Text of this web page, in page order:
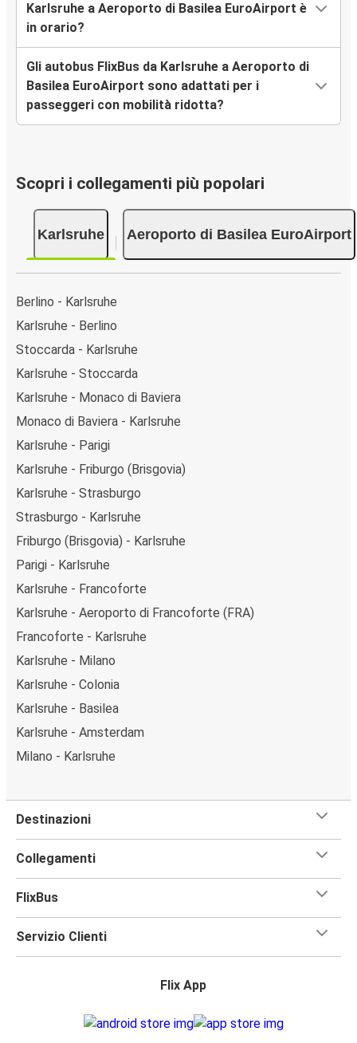
Karlsruhe a Aeroporto di Basilea EuroAirport è
in orario?
Gli autobus FlixBus da Karlsruhe a Aeroporto di
Basilea EuroAirport sono adattati per i
passeggeri con mobilità ridotta?
Scopri i collegamenti più popolari
Karlsruhe Aeroporto di Basilea EuroAirport
Berlino - Karlsruhe
Karlsruhe - Berlino
Stoccarda - Karlsruhe
Karlsruhe - Stoccarda
Karlsruhe - Monaco di Baviera
Monaco di Baviera - Karlsruhe
Karlsruhe - Parigi
Karlsruhe - Friburgo (Brisgovia)
Karlsruhe - Strasburgo
Strasburgo - Karlsruhe
Friburgo (Brisgovia) - Karlsruhe
Parigi - Karlsruhe
Karlsruhe - Francoforte
Karlsruhe - Aeroporto di Francoforte (FRA)
Francoforte - Karlsruhe
Karlsruhe - Milano
Karlsruhe - Colonia
Karlsruhe - Basilea
Karlsruhe - Amsterdam
Milano - Karlsruhe
Destinazioni
Collegamenti
FlixBus
Servizio Clienti
Flix App